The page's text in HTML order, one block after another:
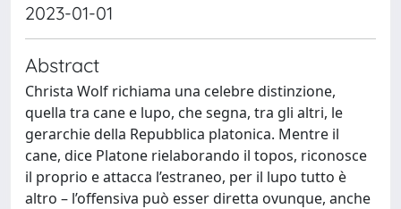
2023-01-01
Abstract
Christa Wolf richiama una celebre distinzione,
quella tra cane e lupo, che segna, tra gli altri, le
gerarchie della Repubblica platonica. Mentre il
cane, dice Platone rielaborando il topos, riconosce
il proprio e attacca l’estraneo, per il lupo tutto è
altro – l’offensiva può esser diretta ovunque, anche